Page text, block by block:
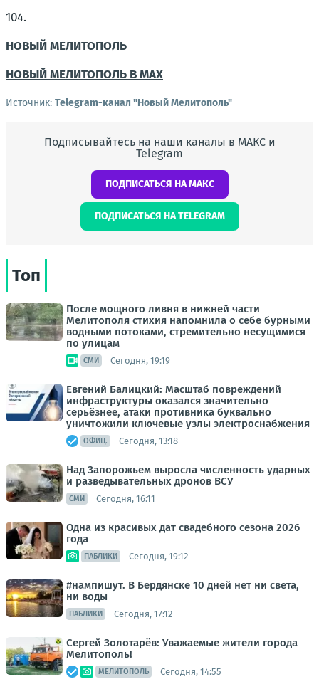
104.
НОВЫЙ МЕЛИТОПОЛЬ
НОВЫЙ МЕЛИТОПОЛЬ В MAX
Источник: Telegram-канал "Новый Мелитополь"
Подписывайтесь на наши каналы в МАКС и
Telegram
ПОДПИСАТЬСЯ НА МАКС
ПОДПИСАТЬСЯ НА TELEGRAM
Топ
После мощного ливня в нижней части
Мелитополя стихия напомнила о себе бурными
водными потоками, стремительно несущимися
по улицам
СМИ Сегодня, 19:19
Евгений Балицкий: Масштаб повреждений
инфраструктуры оказался значительно
серьёзнее, атаки противника буквально
уничтожили ключевые узлы электроснабжения
ОФИЦ. Сегодня, 13:18
Над Запорожьем выросла численность ударных
и разведывательных дронов ВСУ
СМИ Сегодня, 16:11
Одна из красивых дат свадебного сезона 2026
года
ПАБЛИКИ Сегодня, 19:12
#нампишут. В Бердянске 10 дней нет ни света,
ни воды
ПАБЛИКИ Сегодня, 17:12
Сергей Золотарёв: Уважаемые жители города
Мелитополь!
МЕЛИТОПОЛЬ Сегодня, 14:55